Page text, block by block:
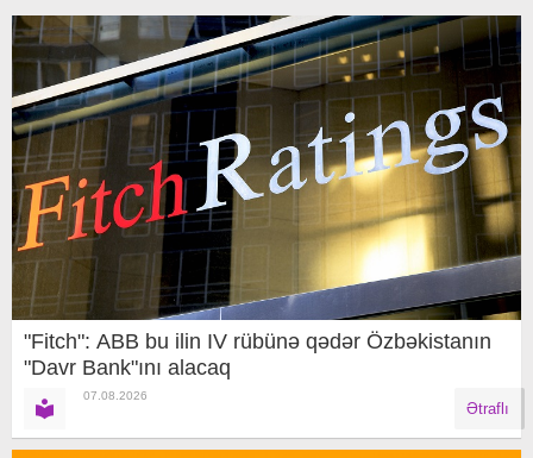
"Fitch": ABB bu ilin IV rübünə qədər Özbəkistanın
"Davr Bank"ını alacaq
07.08.2026
Ətraflı